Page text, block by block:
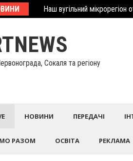
У Палаці Потоцьких
Сокаля та регіону
НОВИНИ ПЕРЕДАЧІ
РАЗОМ ОСВІТА РЕКЛАМА